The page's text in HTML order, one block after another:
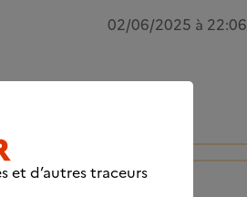
02/06/2025 à 22:06
et d’autres traceurs